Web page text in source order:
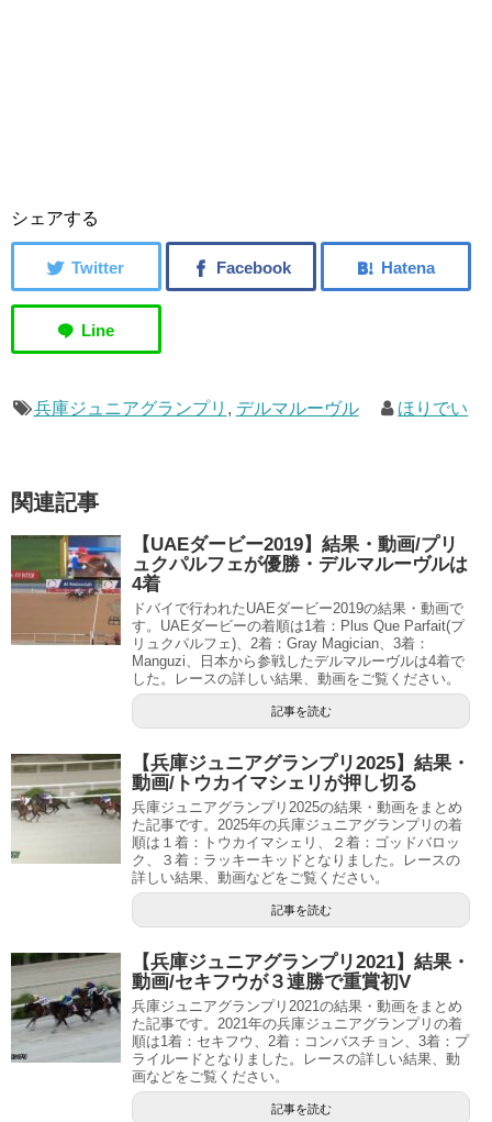
シェアする
兵庫ジュニアグランプリ , デルマルーヴル ほりでい
関連記事
【UAEダービー2019】結果・動画/プリ
ュクパルフェが優勝・デルマルーヴルは
4着
ドバイで行われたUAEダービー2019の結果・動画で
す。UAEダービーの着順は1着：Plus Que Parfait(プ
リュクパルフェ)、2着：Gray Magician、3着：
Manguzi、日本から参戦したデルマルーヴルは4着で
した。レースの詳しい結果、動画をご覧ください。
記事を読む
【兵庫ジュニアグランプリ2025】結果・
動画/トウカイマシェリが押し切る
兵庫ジュニアグランプリ2025の結果・動画をまとめ
た記事です。2025年の兵庫ジュニアグランプリの着
順は１着：トウカイマシェリ、２着：ゴッドバロッ
ク、３着：ラッキーキッドとなりました。レースの
詳しい結果、動画などをご覧ください。
記事を読む
【兵庫ジュニアグランプリ2021】結果・
動画/セキフウが３連勝で重賞初V
兵庫ジュニアグランプリ2021の結果・動画をまとめ
た記事です。2021年の兵庫ジュニアグランプリの着
順は1着：セキフウ、2着：コンバスチョン、3着：プ
ライルードとなりました。レースの詳しい結果、動
画などをご覧ください。
記事を読む